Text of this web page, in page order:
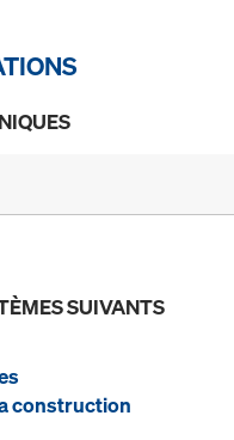
SUIVANTS
construction